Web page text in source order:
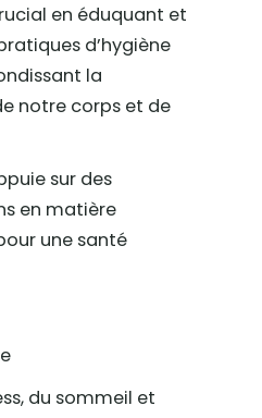
en éduquant et
d’hygiène
la
notre corps et de
sur des
en matière
une santé
du sommeil et